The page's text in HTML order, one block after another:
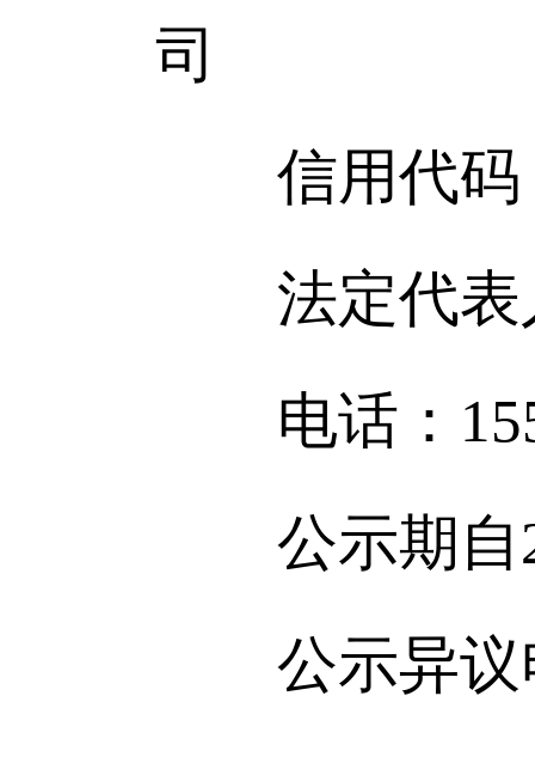
司
信用代码：
法定代表
电话：
公示期自
公示异议